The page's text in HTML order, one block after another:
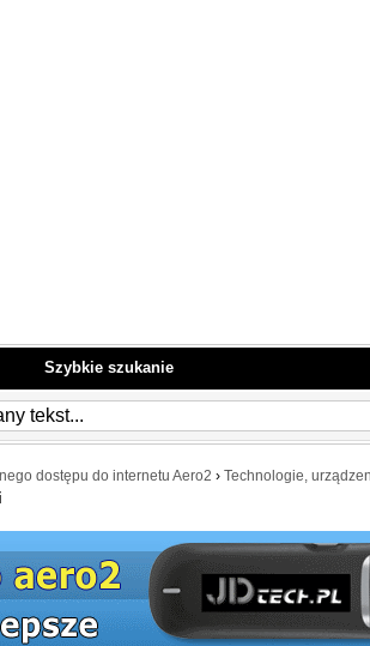
Szybkie szukanie
dostępu do internetu Aero2 › Technologie,